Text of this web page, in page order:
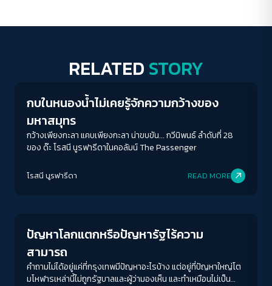
RELATED STORY
กบในหนองน้ำไม่เคยรู้จักความกว้างของ
มหาสมุทร
กว้างเพียงกะลา แคบเพียงกะลา น่าขบขัน... กวีนิพนธ์ ลำดับที่ 28
ของ ด๊ะ โรสนี นูรฟารีดาในคอลัมน์ The Passenger
โรสนี นูรฟารีดา READ MORE
ปัญหาโลกแตกหรือปัญหารัฐไร้ความ
สามารถ
คำถามไม่ได้อยู่แค่ที่กรุงเทพมีปัญหาอะไรบ้าง แต่อยู่ที่ปัญหาใหญ่โต
มโหฬารเหล่านี้ไม่ถูกรัฐบาลและผู้ว่ามองเห็น และทำเหมือนไม่เป็น